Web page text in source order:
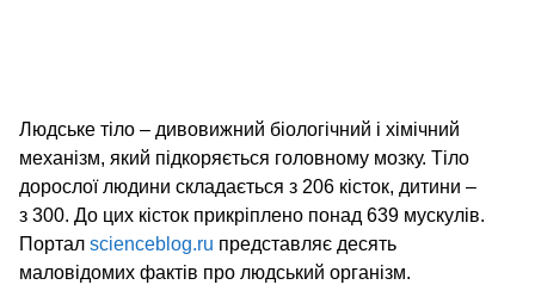
Людське тіло – дивовижний біологічний і хімічний
механізм, який підкоряється головному мозку. Тіло
дорослої людини складається з 206 кісток, дитини –
з 300. До цих кісток прикріплено понад 639 мускулів.
Портал scienceblog.ru представляє десять
маловідомих фактів про людський організм.